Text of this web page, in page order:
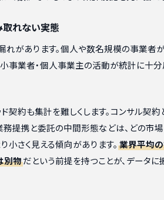
取れない実態
れがあります。個人や数名規模の事業者
小事業者・個人事業主の活動が統計に十
契約も集計を難しくします。コンサル契
務提携と委託の中間形態などは、どの市
小さく見える傾向があります。 業界平均の
別物だという前提を持つことが、データに